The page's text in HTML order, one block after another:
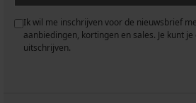
Ik wil me inschrijven voor de nieuwsbrief
aanbiedingen, kortingen en sales. Je kunt
uitschrijven.